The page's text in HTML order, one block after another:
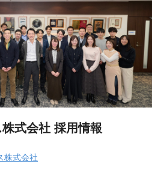
式会社 採用情報
株式会社